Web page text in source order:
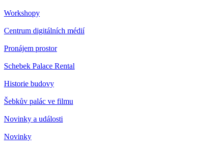
Workshopy
Centrum digitálních médií
Pronájem prostor
Schebek Palace Rental
Historie budovy
Šebkův palác ve filmu
Novinky a události
Novinky